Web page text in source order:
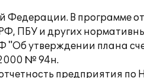
Федерации. В программе
ПБУ и других
утверждении плана
№ 94н.
предприятия